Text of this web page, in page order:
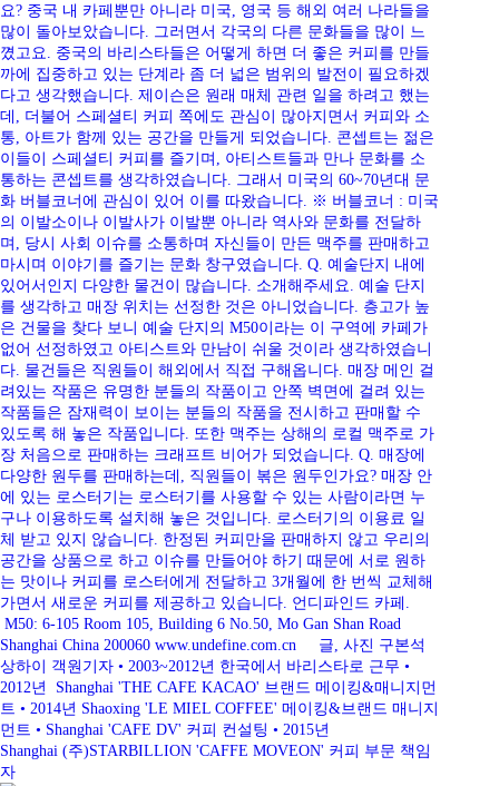
요? 중국 내 카페뿐만 아니라 미국, 영국 등 해외 여러 나라들을
많이 돌아보았습니다. 그러면서 각국의 다른 문화들을 많이 느
꼈고요. 중국의 바리스타들은 어떻게 하면 더 좋은 커피를 만들
까에 집중하고 있는 단계라 좀 더 넓은 범위의 발전이 필요하겠
다고 생각했습니다. 제이슨은 원래 매체 관련 일을 하려고 했는
데, 더불어 스페셜티 커피 쪽에도 관심이 많아지면서 커피와 소
통, 아트가 함께 있는 공간을 만들게 되었습니다. 콘셉트는 젊은
이들이 스페셜티 커피를 즐기며, 아티스트들과 만나 문화를 소
통하는 콘셉트를 생각하였습니다. 그래서 미국의 60~70년대 문
화 버블코너에 관심이 있어 이를 따왔습니다. ※ 버블코너 : 미국
의 이발소이나 이발사가 이발뿐 아니라 역사와 문화를 전달하
며, 당시 사회 이슈를 소통하며 자신들이 만든 맥주를 판매하고
마시며 이야기를 즐기는 문화 창구였습니다. Q. 예술단지 내에
있어서인지 다양한 물건이 많습니다. 소개해주세요. 예술 단지
를 생각하고 매장 위치는 선정한 것은 아니었습니다. 층고가 높
은 건물을 찾다 보니 예술 단지의 M50이라는 이 구역에 카페가
없어 선정하였고 아티스트와 만남이 쉬울 것이라 생각하였습니
다. 물건들은 직원들이 해외에서 직접 구해옵니다. 매장 메인 걸
려있는 작품은 유명한 분들의 작품이고 안쪽 벽면에 걸려 있는
작품들은 잠재력이 보이는 분들의 작품을 전시하고 판매할 수
있도록 해 놓은 작품입니다. 또한 맥주는 상해의 로컬 맥주로 가
장 처음으로 판매하는 크래프트 비어가 되었습니다. Q. 매장에
다양한 원두를 판매하는데, 직원들이 볶은 원두인가요? 매장 안
에 있는 로스터기는 로스터기를 사용할 수 있는 사람이라면 누
구나 이용하도록 설치해 놓은 것입니다. 로스터기의 이용료 일
체 받고 있지 않습니다. 한정된 커피만을 판매하지 않고 우리의
공간을 상품으로 하고 이슈를 만들어야 하기 때문에 서로 원하
는 맛이나 커피를 로스터에게 전달하고 3개월에 한 번씩 교체해
가면서 새로운 커피를 제공하고 있습니다. 언디파인드 카페.
M50: 6-105 Room 105, Building 6 No.50, Mo Gan Shan Road
Shanghai China 200060 www.undefine.com.cn 글, 사진 구본석
상하이 객원기자 • 2003~2012년 한국에서 바리스타로 근무 •
2012년 Shanghai 'THE CAFE KACAO' 브랜드 메이킹&매니지먼
트 • 2014년 Shaoxing 'LE MIEL COFFEE' 메이킹&브랜드 매니지
먼트 • Shanghai 'CAFE DV' 커피 컨설팅 • 2015년
Shanghai (주)STARBILLION 'CAFFE MOVEON' 커피 부문 책임
자